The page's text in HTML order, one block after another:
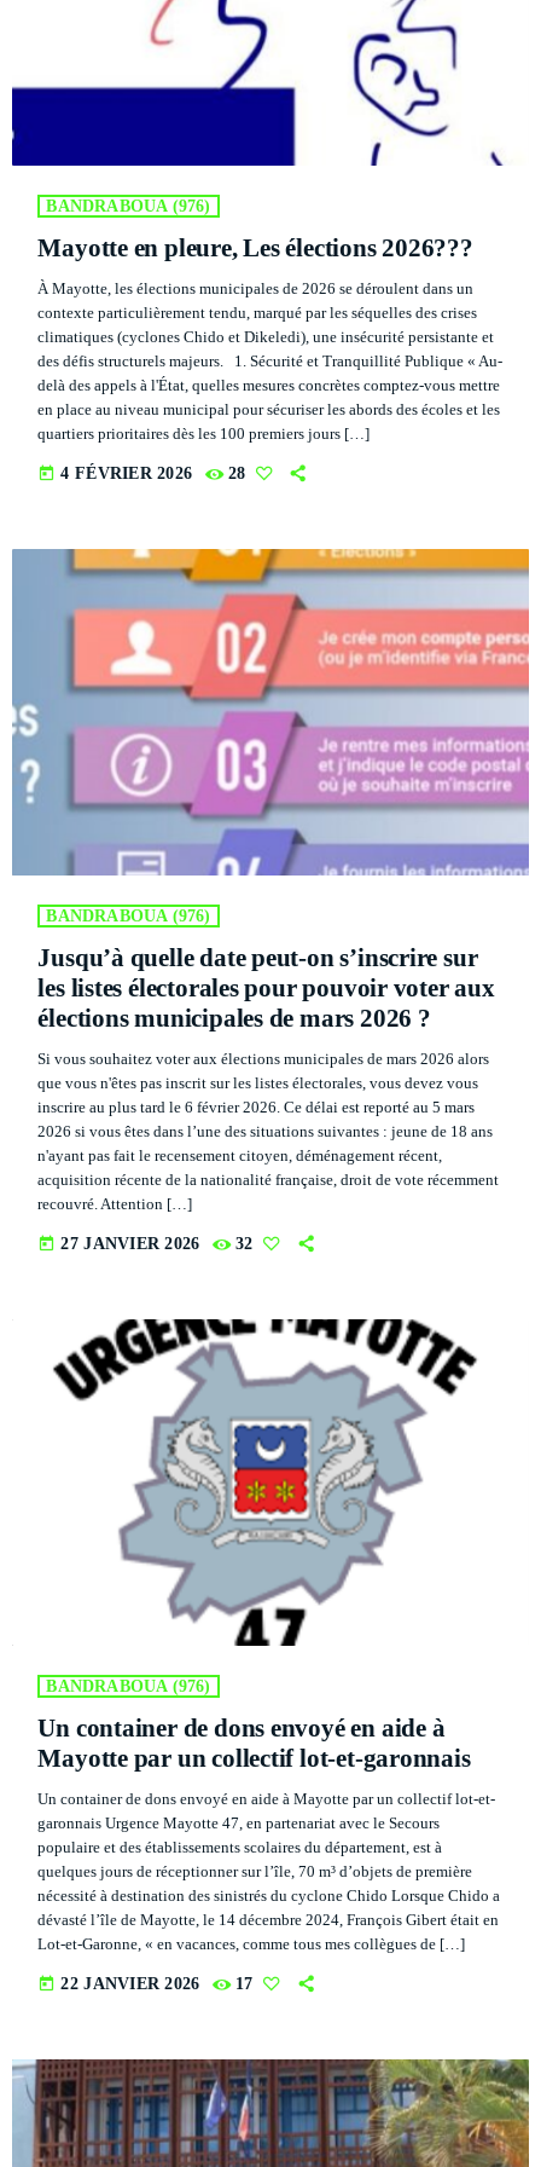
DIRECT RADIO
EVENTS
FRÉQUENCE
ON AIR
EMISSIONS
HORLOGE
RÉGIE PUBLICITAIRE
CONTACTS
ACTUELLEMENT VOUS ÉCOUTEZ
TRAVEL
La Matinale du Week End
more_vert
La Matinale du Week End
Presented by Marika Love
For every Show page the timetable is auomatically generated
Podcasts, Articles and Charts by simply choosing a category.
justo. Aliquam semper faucibus odio id varius. Suspendisse
varius laoreet sodales.
close
PROGRAMMES À VENIR
PRESENTED BY MARIKA LOVE
Flash Infos
WITH MALIKA
12:00 PM - 12:15 PM
Mahorais ya zamane
WITH JESSIE BLACK
3:00 PM - 6:00 PM
UPCOMING SHOWS
La Matinale du Week End
7:15 AM - 10:00 AM
Flash Infos
WITH MALIKA
Mahorais ya zamane
WITH JESSIE BLACK
3:00 PM - 6:00 PM
BANDRABOUA (976)
Mayotte en pleure, Les élections 2026???
À Mayotte, les élections municipales de 2026 se déroulent dans un
contexte particulièrement tendu, marqué par les séquelles des crises
climatiques (cyclones Chido et Dikeledi), une insécurité persistante et
des défis structurels majeurs. 1. Sécurité et Tranquillité Publique « Au-
delà des appels à l'État, quelles mesures concrètes comptez-vous mettre
en place au niveau municipal pour sécuriser les abords des écoles et les
quartiers prioritaires dès les 100 premiers jours […]
today 4 FÉVRIER 2026 28
BANDRABOUA (976)
Jusqu’à quelle date peut-on s’inscrire sur
les listes électorales pour pouvoir voter aux
élections municipales de mars 2026 ?
Si vous souhaitez voter aux élections municipales de mars 2026 alors
que vous n'êtes pas inscrit sur les listes électorales, vous devez vous
inscrire au plus tard le 6 février 2026. Ce délai est reporté au 5 mars
2026 si vous êtes dans l’une des situations suivantes : jeune de 18 ans
n'ayant pas fait le recensement citoyen, déménagement récent,
acquisition récente de la nationalité française, droit de vote récemment
recouvré. Attention […]
today 27 JANVIER 2026 32
BANDRABOUA (976)
Un container de dons envoyé en aide à
Mayotte par un collectif lot-et-garonnais
Un container de dons envoyé en aide à Mayotte par un collectif lot-et-
garonnais Urgence Mayotte 47, en partenariat avec le Secours
populaire et des établissements scolaires du département, est à
quelques jours de réceptionner sur l’île, 70 m³ d’objets de première
nécessité à destination des sinistrés du cyclone Chido Lorsque Chido a
dévasté l’île de Mayotte, le 14 décembre 2024, François Gibert était en
Lot-et-Garonne, « en vacances, comme tous mes collègues de […]
today 22 JANVIER 2026 17